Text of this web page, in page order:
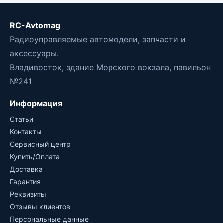
RC-Avtomag
Радиоуправляемые автомодели, запчасти и
аксессуары.
Владивосток, здание Морского вокзала, павильон
№241
Информация
Статьи
Контакты
Сервисный центр
Купить/Оплата
Доставка
Гарантия
Реквизиты
Отзывы клиентов
Персональные данные